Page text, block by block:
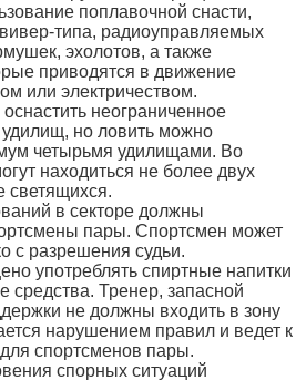
поплавочной снасти,
типа, радиоуправляемых
эхолотов, а также
приводятся в движение
или электричеством.
неограниченное
удилищ, но ловить можно
четырьмя удилищами. Во
находиться не более двух
светящихся.
в секторе должны
пары. Спортсмен может
с разрешения судьи.
употреблять спиртные напитки
средства. Тренер, запасной
не должны входить в зону
нарушением правил и ведет к
спортсменов пары.
спорных ситуаций